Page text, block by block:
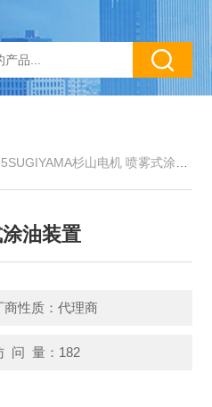
杉山电机 喷雾式涂油装置
油装置
商性质：代理商
问 量：182